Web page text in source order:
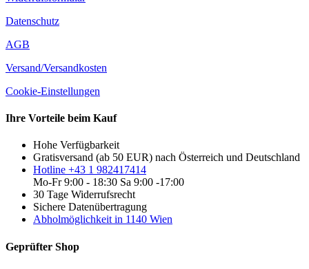
Datenschutz
AGB
Versand/Versandkosten
Cookie-Einstellungen
Ihre Vorteile beim Kauf
Hohe Verfügbarkeit
Gratisversand (ab 50 EUR) nach Österreich und Deutschland
Hotline +43 1 982417414
Mo-Fr 9:00 - 18:30 Sa 9:00 -17:00
30 Tage Widerrufsrecht
Sichere Datenübertragung
Abholmöglichkeit in 1140 Wien
Geprüfter Shop